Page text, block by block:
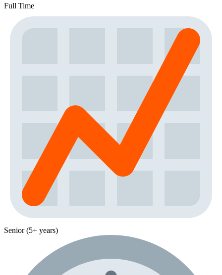
Full Time
Senior (5+ years)